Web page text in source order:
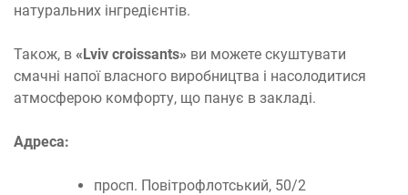
натуральних інгредієнтів.
Також, в «Lviv croissants» ви можете скуштувати
смачні напої власного виробництва і насолодитися
атмосферою комфорту, що панує в закладі.
Адреса:
просп. Повітрофлотський, 50/2